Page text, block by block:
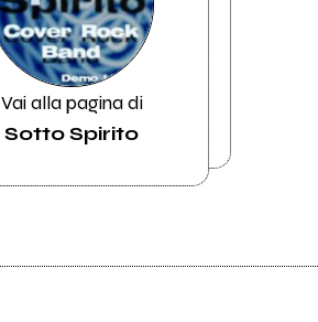
Vai alla pagina di
Sotto Spirito